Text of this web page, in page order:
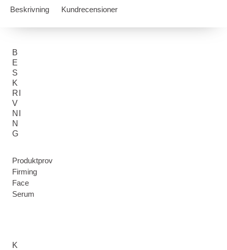
Beskrivning Kundrecensioner
B
E
S
K
RI
V
NI
N
G
Produktprov
Firming
Face
Serum
K